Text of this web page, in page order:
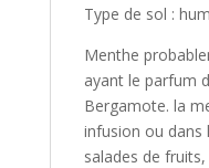
Type de sol :
Menthe
ayant le parfum
Bergamote. la
infusion ou dans
salades de